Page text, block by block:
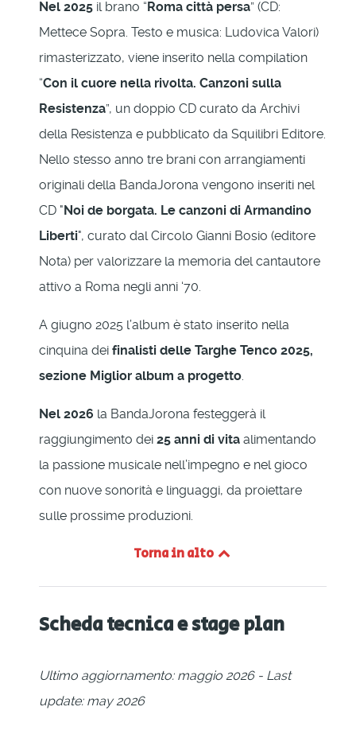
Nel 2025 il brano “Roma città persa” (CD:
Mettece Sopra. Testo e musica: Ludovica Valori)
rimasterizzato, viene inserito nella compilation
“Con il cuore nella rivolta. Canzoni sulla
Resistenza”, un doppio CD curato da Archivi
della Resistenza e pubblicato da Squilibri Editore.
Nello stesso anno tre brani con arrangiamenti
originali della BandaJorona vengono inseriti nel
CD "Noi de borgata. Le canzoni di Armandino
Liberti", curato dal Circolo Gianni Bosio (editore
Nota) per valorizzare la memoria del cantautore
attivo a Roma negli anni ‘70.
A giugno 2025 l’album è stato inserito nella
cinquina dei finalisti delle Targhe Tenco 2025,
sezione Miglior album a progetto.
Nel 2026 la BandaJorona festeggerà il
raggiungimento dei 25 anni di vita alimentando
la passione musicale nell’impegno e nel gioco
con nuove sonorità e linguaggi, da proiettare
sulle prossime produzioni.
Torna in alto
Scheda tecnica e stage plan
Ultimo aggiornamento: maggio 2026 - Last
update: may 2026